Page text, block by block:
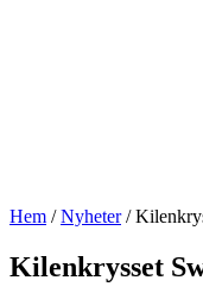
Hem /Nyheter/
Kilenkrysset